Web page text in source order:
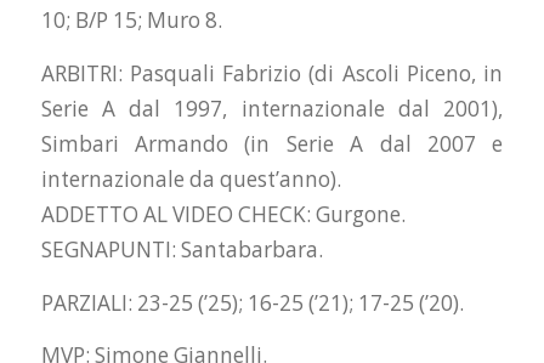
10; B/P 15; Muro 8.
ARBITRI: Pasquali Fabrizio (di Ascoli Piceno, in
Serie A dal 1997, internazionale dal 2001),
Simbari Armando (in Serie A dal 2007 e
internazionale da quest’anno).
ADDETTO AL VIDEO CHECK: Gurgone.
SEGNAPUNTI: Santabarbara.
PARZIALI: 23-25 (’25); 16-25 (’21); 17-25 (’20).
MVP: Simone Giannelli.